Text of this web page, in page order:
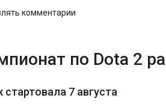
комментарии
по Dota 2
7 августа